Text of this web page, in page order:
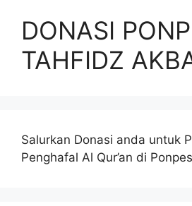
DONASI
TAHFIDZ
Salurkan Donasi anda untuk
Penghafal Al Qur’an di